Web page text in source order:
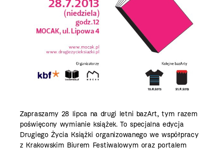
Zapraszamy 28 lipca na drugi letni bazArt, tym razem
poświęcony wymianie książek. To specjalna edycja
Drugiego Życia Książki organizowanego we współpracy
z Krakowskim Biurem Festiwalowym oraz portalem